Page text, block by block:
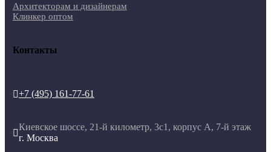
Архитекторам и дизайнерам
Клинкер оптом
Контакты
+7 (495) 161-77-61

Киевское шоссе, 21-й километр, 3с1, корпус А, 7-й этаж
г. Москва